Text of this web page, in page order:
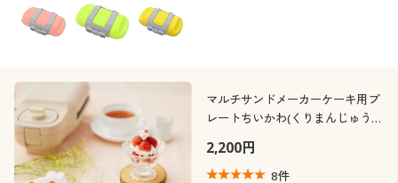
ジュニア・ティーンズ下着
大きいサイズ レディース服
大きいサイズ レディース下着
大きいサイズ メンズ
バーゲンセール
シークレットセール
詳細検索
商品カテゴリ一覧
カタログ
カタログ・チラシからのご注文
カラー
マルチサンドメーカーケーキ用プ
レートちいかわ(くりまんじゅう・
2,200円
8件